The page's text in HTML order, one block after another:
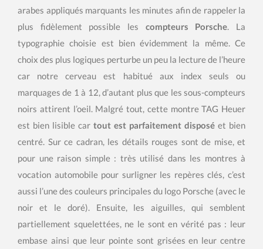
arabes appliqués marquants les minutes afin de rappeler la
plus fidèlement possible les compteurs Porsche. La
typographie choisie est bien évidemment la même. Ce
choix des plus logiques perturbe un peu la lecture de l’heure
car notre cerveau est habitué aux index seuls ou
marquages de 1 à 12, d’autant plus que les sous-compteurs
noirs attirent l’oeil. Malgré tout, cette montre TAG Heuer
est bien lisible car tout est parfaitement disposé et bien
centré. Sur ce cadran, les détails rouges sont de mise, et
pour une raison simple : très utilisé dans les montres à
vocation automobile pour surligner les repères clés, c’est
aussi l’une des couleurs principales du logo Porsche (avec le
noir et le doré). Ensuite, les aiguilles, qui semblent
partiellement squelettées, ne le sont en vérité pas : leur
embase ainsi que leur pointe sont grisées en leur centre